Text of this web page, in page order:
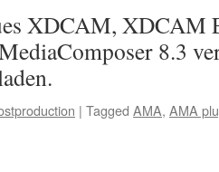
XDCAM,
8.3
| Tagged AMA, AMA